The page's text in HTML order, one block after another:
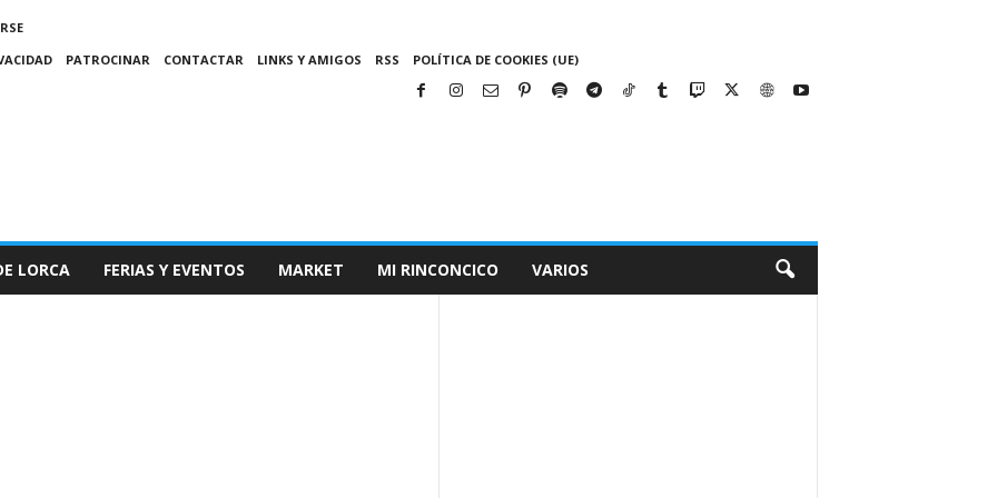
PATROCINAR CONTACTAR LINKS Y AMIGOS RSS POLÍTICA DE COOKIES (UE)
LORCA FERIAS Y EVENTOS MARKET MI RINCONCICO VARIOS